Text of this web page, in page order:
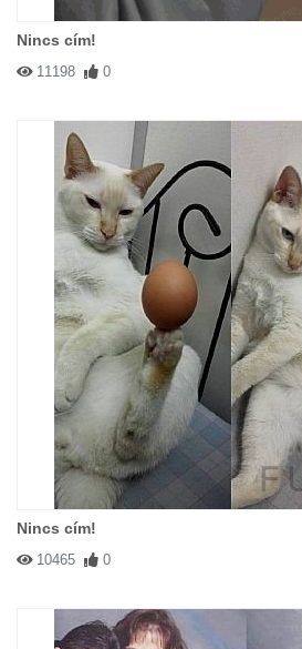
Nincs cím!
11198 0
Nincs cím!
10465 0